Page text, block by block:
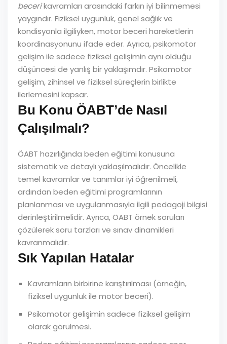
becerikavramları arasındaki farkın iyi bilinmemesi
yaygındır. Fiziksel uygunluk, genel sağlık ve
kondisyonla ilgiliyken, motor beceri hareketlerin
koordinasyonunu ifade eder. Ayrıca, psikomotor
gelişim ile sadece fiziksel gelişimin aynı olduğu
düşüncesi de yanlış bir yaklaşımdır. Psikomotor
gelişim, zihinsel ve fiziksel süreçlerin birlikte
ilerlemesini kapsar.
Bu Konu ÖABT’de Nasıl
Çalışılmalı?
ÖABT hazırlığında beden eğitimi konusuna
sistematik ve detaylı yaklaşılmalıdır. Öncelikle
temel kavramlar ve tanımlar iyi öğrenilmeli,
ardından beden eğitimi programlarının
planlanması ve uygulanmasıyla ilgili pedagoji bilgisi
derinleştirilmelidir. Ayrıca, ÖABT örnek soruları
çözülerek soru tarzları ve sınav dinamikleri
kavranmalıdır.
Sık Yapılan Hatalar
Kavramların birbirine karıştırılması (örneğin,
fiziksel uygunluk ile motor beceri).
Psikomotor gelişimin sadece fiziksel gelişim
olarak görülmesi.